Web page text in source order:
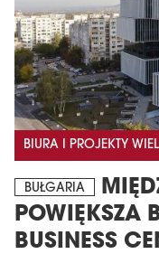
BIURA I PROJEKTY
BUŁGARIA
POWIĘKSZA
BUSINESS